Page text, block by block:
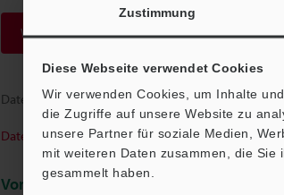
Zustimmung
Diese Webseite verwendet Cookies
Wir verwenden Cookies, um Inhalte
die Zugriffe auf unsere Website zu
unsere Partner für soziale Medien,
mit weiteren Daten zusammen, die
gesammelt haben.
Weiter
Datenschutz ist uns wichtig - Ihre Daten werden
Datenschutz
Vorteile für registrierte Mitglieder